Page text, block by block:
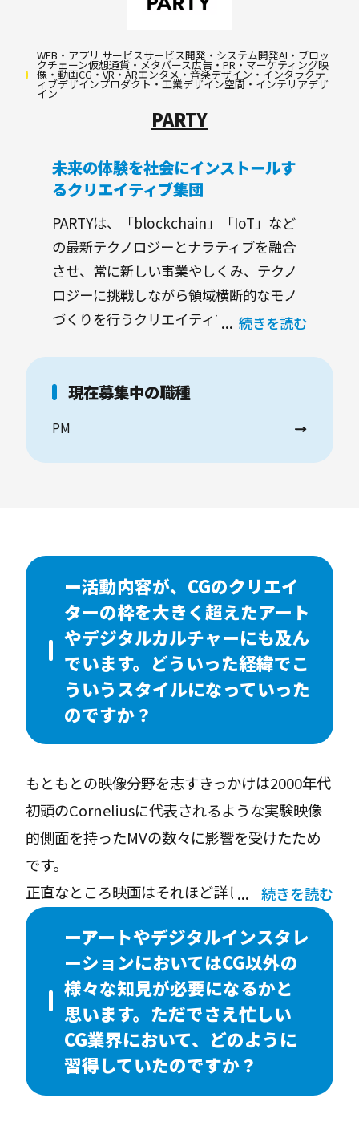
PARTY
WEB・アプリ サービスサービス開発・システム開発AI・ブロッ
クチェーン仮想通貨・メタバース広告・PR・マーケティング映
像・動画CG・VR・ARエンタメ・音楽デザイン・インタラクテ
ィブデザインプロダクト・工業デザイン空間・インテリアデザ
イン
未来の体験を社会にインストールす
るクリエイティブ集団
PARTYは、「blockchain」「IoT」など
の最新テクノロジーとナラティブを融合
させ、常に新しい事業やしくみ、テクノ
ロジーに挑戦しながら領域横断的なモノ
づくりを行うクリエイティブ・ラボで
続きを読む
現在募集中の職種
PM
ー活動内容が、CGのクリエイ
ターの枠を大きく超えたアート
やデジタルカルチャーにも及ん
でいます。どういった経緯でこ
ういうスタイルになっていった
のですか？
もともとの映像分野を志すきっかけは2000年代
初頭のCorneliusに代表されるような実験映像
的側面を持ったMVの数々に影響を受けたため
です。
正直なところ映画はそれほど詳しくなく、「ス
ターウォーズ」シリーズでさえまともに見てい
ません。なので、学生時代の作品はいわゆるモ
デリング、キャラクターアニメーションがしっ
かりした映画的な作品ではなく、プリミティブ
なボックスが街の中を行き交うような抽象的な
作品を制作していました。
前職オムニバス・ジャパンでは、しっかりした
続きを読む
ーアートやデジタルインスタレ
ーションにおいてはCG以外の
様々な知見が必要になるかと
思います。ただでさえ忙しい
CG業界において、どのように
習得していたのですか？